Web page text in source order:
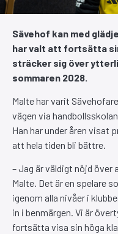
Sävehof kan med
har valt att fortsätta
sträcker sig över
sommaren 2028.
Malte har varit
vägen via
Han har under åren visat
att hela tiden bli bättre.
– Jag är väldigt nöjd över
Malte. Det är en spelare
igenom alla nivåer i
in i benmärgen. Vi är
fortsätta visa sin höga